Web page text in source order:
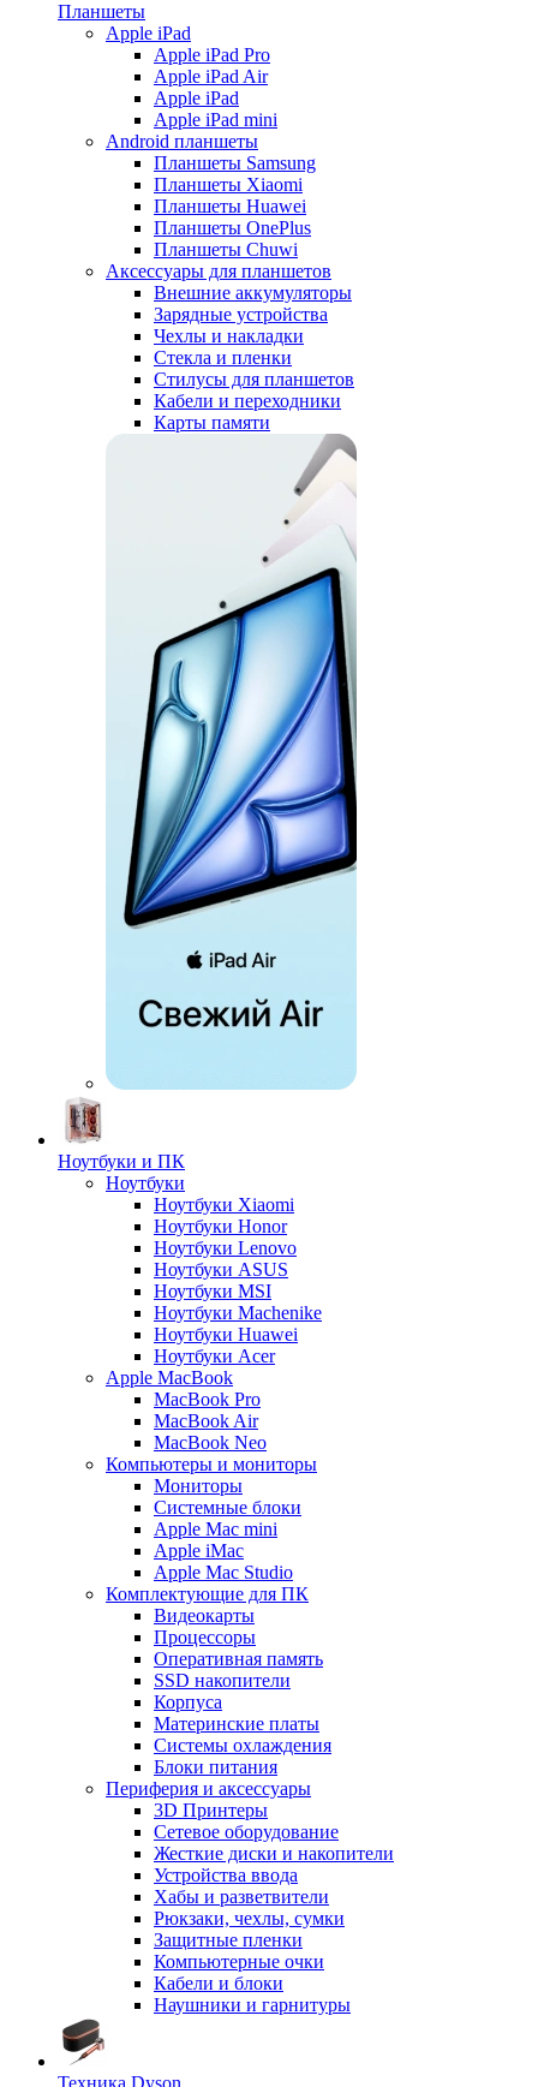
Планшеты
Apple iPad
Apple iPad Pro
Apple iPad Air
Apple iPad
Apple iPad mini
Android планшеты
Планшеты Samsung
Планшеты Xiaomi
Планшеты Huawei
Планшеты OnePlus
Планшеты Chuwi
Аксессуары для планшетов
Внешние аккумуляторы
Зарядные устройства
Чехлы и накладки
Стекла и пленки
Стилусы для планшетов
Кабели и переходники
Карты памяти
Ноутбуки и ПК
Ноутбуки
Ноутбуки Xiaomi
Ноутбуки Honor
Ноутбуки Lenovo
Ноутбуки ASUS
Ноутбуки MSI
Ноутбуки Machenike
Ноутбуки Huawei
Ноутбуки Acer
Apple MacBook
MacBook Pro
MacBook Air
MacBook Neo
Компьютеры и мониторы
Мониторы
Системные блоки
Apple Mac mini
Apple iMac
Apple Mac Studio
Комплектующие для ПК
Видеокарты
Процессоры
Оперативная память
SSD накопители
Корпуса
Материнские платы
Системы охлаждения
Блоки питания
Периферия и аксессуары
3D Принтеры
Сетевое оборудование
Жесткие диски и накопители
Устройства ввода
Хабы и разветвители
Рюкзаки, чехлы, сумки
Защитные пленки
Компьютерные очки
Кабели и блоки
Наушники и гарнитуры
Техника Dyson